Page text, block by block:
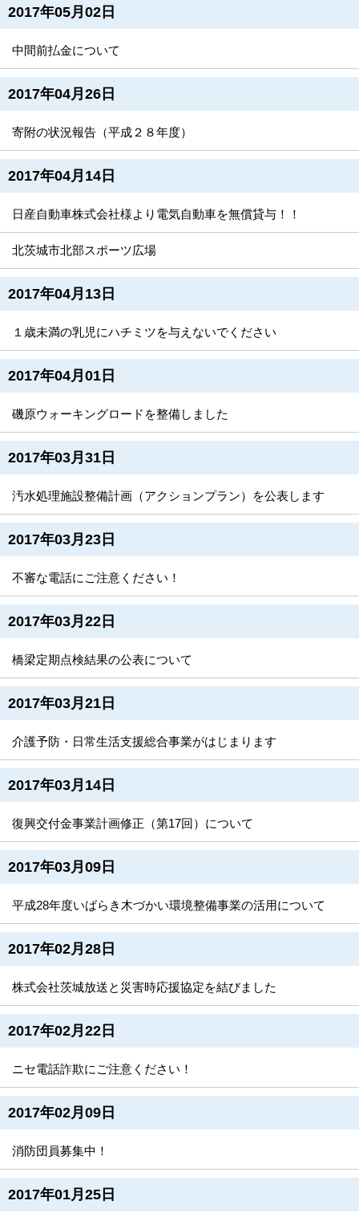
2017年05月02日
中間前払金について
2017年04月26日
寄附の状況報告（平成２８年度）
2017年04月14日
日産自動車株式会社様より電気自動車を無償貸与！！
北茨城市北部スポーツ広場
2017年04月13日
１歳未満の乳児にハチミツを与えないでください
2017年04月01日
磯原ウォーキングロードを整備しました
2017年03月31日
汚水処理施設整備計画（アクションプラン）を公表します
2017年03月23日
不審な電話にご注意ください！
2017年03月22日
橋梁定期点検結果の公表について
2017年03月21日
介護予防・日常生活支援総合事業がはじまります
2017年03月14日
復興交付金事業計画修正（第17回）について
2017年03月09日
平成28年度いばらき木づかい環境整備事業の活用について
2017年02月28日
株式会社茨城放送と災害時応援協定を結びました
2017年02月22日
ニセ電話詐欺にご注意ください！
2017年02月09日
消防団員募集中！
2017年01月25日